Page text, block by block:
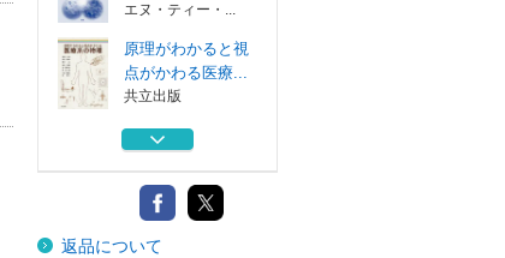
エヌ・ティー・...
原理がわかると視
点がかわる医療...
共立出版
Ｕｎｉｔｙバイブ
ボーンデジタル
ＡＩ新世 人工知
能と人類の行方
返品について